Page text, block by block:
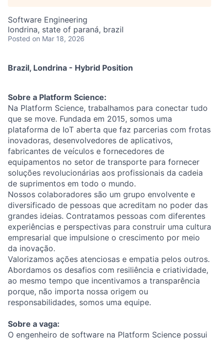
Software Engineering
londrina, state of paraná, brazil
Posted on Mar 18, 2026
Brazil, Londrina - Hybrid Position
Sobre a Platform Science:
Na Platform Science, trabalhamos para conectar tudo
que se move. Fundada em 2015, somos uma
plataforma de IoT aberta que faz parcerias com frotas
inovadoras, desenvolvedores de aplicativos,
fabricantes de veículos e fornecedores de
equipamentos no setor de transporte para fornecer
soluções revolucionárias aos profissionais da cadeia
de suprimentos em todo o mundo.
Nossos colaboradores são um grupo envolvente e
diversificado de pessoas que acreditam no poder das
grandes ideias. Contratamos pessoas com diferentes
experiências e perspectivas para construir uma cultura
empresarial que impulsione o crescimento por meio
da inovação.
Valorizamos ações atenciosas e empatia pelos outros.
Abordamos os desafios com resiliência e criatividade,
ao mesmo tempo que incentivamos a transparência
porque, não importa nossa origem ou
responsabilidades, somos uma equipe.
Sobre a vaga:
O engenheiro de software na Platform Science possui